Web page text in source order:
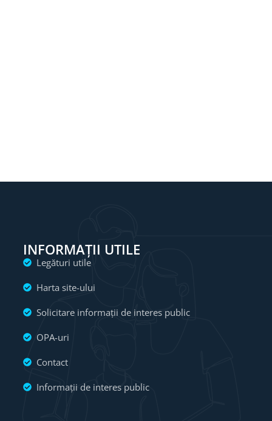
INFORMAȚII UTILE
Legături utile
Harta site-ului
Solicitare informații de interes public
OPA-uri
Contact
Informații de interes public